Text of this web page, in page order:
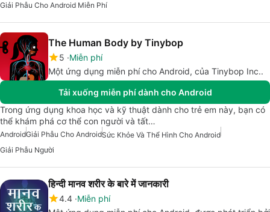
Giải Phẫu Cho Android Miễn Phí
The Human Body by Tinybop
5 Miễn phí
Một ứng dụng miễn phí cho Android, của Tinybop Inc..
Tải xuống miễn phí dành cho Android
Trong ứng dụng khoa học và kỹ thuật dành cho trẻ em này, bạn có
thể khám phá cơ thể con người và tất…
AndroidGiải Phẫu Cho AndroidSức Khỏe Và Thể Hình Cho Android
Giải Phẫu Người
हिन्दी मानव शरीर के बारे में जानकारी
4.4 Miễn phí